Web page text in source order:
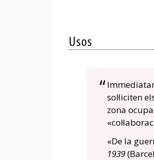
Usos
sol·liciten
zona
«De la
1939